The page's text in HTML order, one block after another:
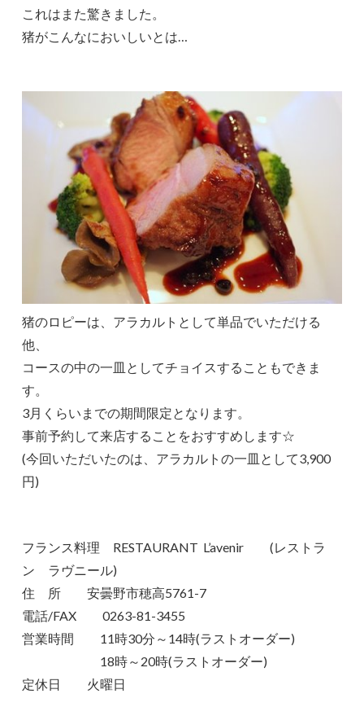
これはまた驚きました。
猪がこんなにおいしいとは…
猪のロピーは、アラカルトとして単品でいただける
他、
コースの中の一皿としてチョイスすることもできま
す。
3月くらいまでの期間限定となります。
事前予約して来店することをおすすめします☆
(今回いただいたのは、アラカルトの一皿として3,900
円)
フランス料理 RESTAURANT L’avenir (レストラ
ン ラヴニール)
住 所 安曇野市穂高5761-7
電話/FAX 0263-81-3455
営業時間 11時30分～14時(ラストオーダー)
18時～20時(ラストオーダー)
定休日 火曜日